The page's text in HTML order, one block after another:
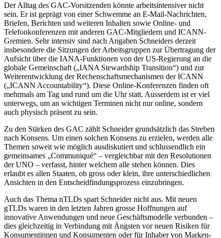
Der Alltag des GAC-Vorsitzenden könnte arbeitsintensiver nicht
sein. Er ist geprägt von einer Schwemme an E-Mail-Nachrichten,
Briefen, Berichten und weiteren Inhalten sowie Online- und
Telefonkonferenzen mit anderen GAC-Mitgliedern und ICANN-
Gremien. Sehr intensiv sind nach Angaben Schneiders derzeit
insbesondere die Sitzungen der Arbeitsgruppen zur Übertragung der
Aufsicht über die IANA-Funktionen von der US-Regierung an die
globale Gemeinschaft („IANA Stewardship Transition“) und zur
Weiterentwicklung der Rechenschaftsmechanismen der ICANN
(„ICANN Accountability“). Diese Online-Konferenzen finden oft
mehrmals am Tag und rund um die Uhr statt. Ausserdem ist er viel
unterwegs, um an wichtigen Terminen nicht nur online, sondern
auch physisch präsent zu sein.
Zu den Stärken des GAC zählt Schneider grundsätzlich das Streben
nach Konsens. Um einen solchen Konsens zu erzielen, werden alle
Themen soweit wie möglich ausdiskutiert und schlussendlich ein
gemeinsames „Communiqué“ – vergleichbar mit den Resolutionen
der UNO – verfasst, hinter welchem alle stehen können. Dies
erlaubt es allen Staaten, ob gross oder klein, ihre unterschiedlichen
Ansichten in den Entscheidfindungsprozess einzubringen.
Auch das Thema nTLDs spart Schneider nicht aus. Mit neuen
gTLDs waren in den letzten Jahren grosse Hoffnungen auf
innovative Anwendungen und neue Geschäftsmodelle verbunden –
dies gleichzeitig in Verbindung mit Ängsten vor neuen Risiken für
Konsumentinnen und Konsumenten oder für Inhaber von Marken-